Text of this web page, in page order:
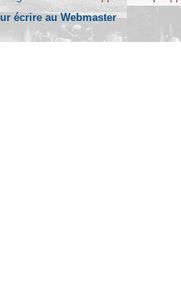
écrire au Webmaster